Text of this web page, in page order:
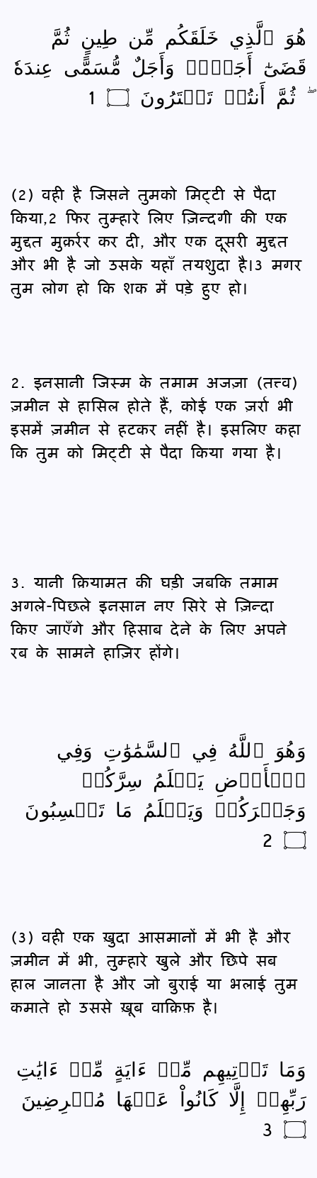
هُوَ ٱلَّذِي خَلَقَكُم مِّن طِينٍ ثُمَّ
قَضَىٰٓ أَجَلًاۖ وَأَجَلٌ مُّسَمًّى عِندَهٗ
ۖ ثُمَّ أَنتُمۡ تَمۡتَرُونَ ۝ 1
(2) वही है जिसने तुमको मिट्टी से पैदा
किया,2 फिर तुम्हारे लिए ज़िन्दगी की एक
मुद्दत मुक़र्रर कर दी, और एक दूसरी मुद्दत
और भी है जो उसके यहाँ तयशुदा है।3 मगर
तुम लोग हो कि शक में पड़े हुए हो।
2. इनसानी जिस्म के तमाम अजज़ा (तत्त्व)
ज़मीन से हासिल होते हैं, कोई एक ज़र्रा भी
इसमें ज़मीन से हटकर नहीं है। इसलिए कहा
कि तुम को मिट्टी से पैदा किया गया है।
3. यानी क़ियामत की घड़ी जबकि तमाम
अगले-पिछले इनसान नए सिरे से ज़िन्दा
किए जाएँगे और हिसाब देने के लिए अपने
रब के सामने हाज़िर होंगे।
وَهُوَ ٱللَّهُ فِي ٱلسَّمَٰوَٰتِ وَفِي
ٱلۡأَرۡضِ يَعۡلَمُ سِرَّكُمۡ
وَجَهۡرَكُمۡ وَيَعۡلَمُ مَا تَكۡسِبُونَ
۝ 2
(3) वही एक ख़ुदा आसमानों में भी है और
ज़मीन में भी, तुम्हारे खुले और छिपे सब
हाल जानता है और जो बुराई या भलाई तुम
कमाते हो उससे ख़ूब वाक़िफ़ है।
وَمَا تَأۡتِيهِم مِّنۡ ءَايَةٍ مِّنۡ ءَايَٰتِ
رَبِّهِمۡ إِلَّا كَانُواْ عَنۡهَا مُعۡرِضِينَ
۝ 3